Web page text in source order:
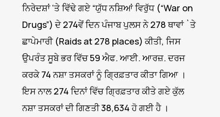
ਨਿਰੇਦਸ਼ਾਂ ‘ਤੇ ਵਿੱਢੇ ਗਏ “ਯੁੱਧ ਨਸ਼ਿਆਂ ਵਿਰੁੱਧ (“War on
Drugs”) ਦੇ 274ਵੇਂ ਦਿਨ ਪੰਜਾਬ ਪੁਲਸ ਨੇ 278 ਥਾਵਾਂ `ਤੇ
ਛਾਪੇਮਾਰੀ (Raids at 278 places) ਕੀਤੀ, ਜਿਸ
ਉਪਰੰਤ ਸੂਬੇ ਭਰ ਵਿੱਚ 59 ਐਫ. ਆਈ. ਆਰਜ਼. ਦਰਜ
ਕਰਕੇ 74 ਨਸ਼ਾ ਤਸਕਰਾਂ ਨੂੰ ਗ੍ਰਿਫ਼ਤਾਰ ਕੀਤਾ ਗਿਆ ।
ਇਸ ਨਾਲ 274 ਦਿਨਾਂ ਵਿੱਚ ਗ੍ਰਿਫ਼ਤਾਰ ਕੀਤੇ ਗਏ ਕੁੱਲ
ਨਸ਼ਾ ਤਸਕਰਾਂ ਦੀ ਗਿਣਤੀ 38,634 ਹੋ ਗਈ ਹੈ ।